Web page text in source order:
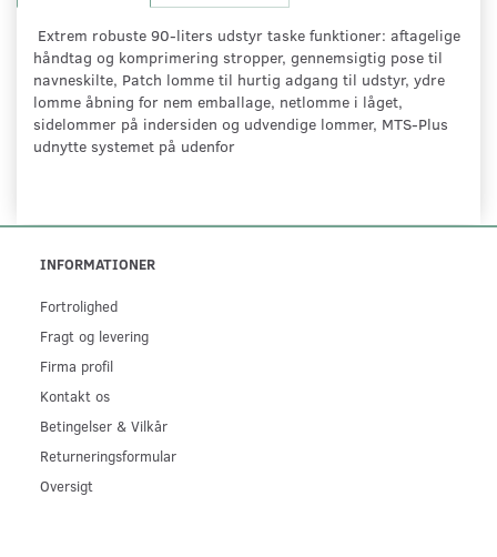
Extrem robuste 90-liters udstyr taske funktioner: aftagelige
håndtag og komprimering stropper, gennemsigtig pose til
navneskilte, Patch lomme til hurtig adgang til udstyr, ydre
lomme åbning for nem emballage, netlomme i låget,
sidelommer på indersiden og udvendige lommer, MTS-Plus
udnytte systemet på udenfor
INFORMATIONER
Fortrolighed
Fragt og levering
Firma profil
Kontakt os
Betingelser & Vilkår
Returneringsformular
Oversigt